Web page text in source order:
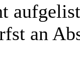
an